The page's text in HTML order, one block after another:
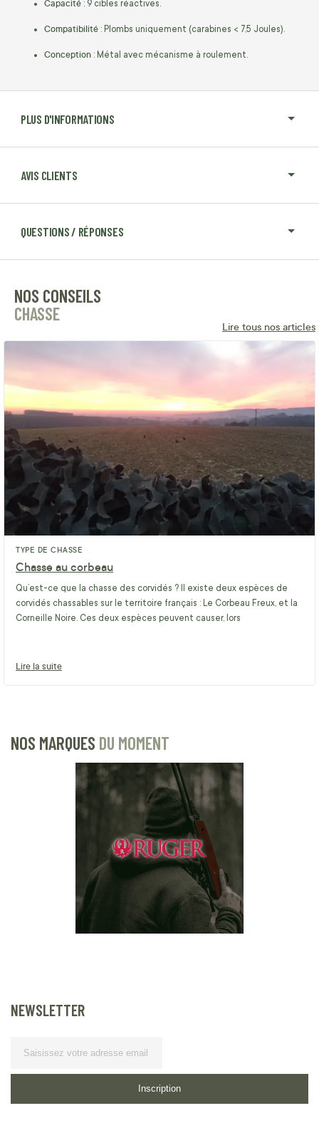
PLUS D'INFORMATIONS
AVIS CLIENTS
QUESTIONS / RÉPONSES
Capacité : 9 cibles réactives.
Compatibilité : Plombs uniquement (carabines < 7,5 Joules).
Conception : Métal avec mécanisme à roulement.
NOS CONSEILS
CHASSE
Lire tous nos articles
TYPE DE CHASSE
Chasse au corbeau
Qu’est-ce que la chasse des corvidés ? Il existe deux espèces de
corvidés chassables sur le territoire français : Le Corbeau Freux, et la
Corneille Noire. Ces deux espèces peuvent causer, lors
Lire la suite
NOS MARQUES DU MOMENT
NEWSLETTER
Inscription